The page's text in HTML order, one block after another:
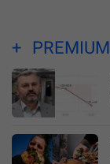
PREMIUM